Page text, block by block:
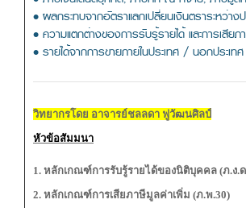
• ผลกระทบจากอัตราแลกเปลี่ยนเงินตราระหว่างป
• ความแตกต่างของการรับรู้รายได้ และการเสียภ
• รายได้จากการขายภายในประเทศ / นอกประเทศ
วิทยากรโดย อาจารย์ชลลดา ฟูวัฒนศิลป์
หัวข้อสัมมนา
1. หลักเกณฑ์การรับรู้รายได้ของนิติบุคคล (ภ.ง.ด
2. หลักเกณฑ์การเสียภาษีมูลค่าเพิ่ม (ภ.พ.30)